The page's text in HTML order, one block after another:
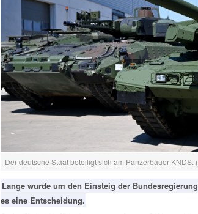
Der deutsche Staat beteiligt sich am Panzerbauer KNDS.
Lange wurde um den Einsteig der
es eine Entscheidung.